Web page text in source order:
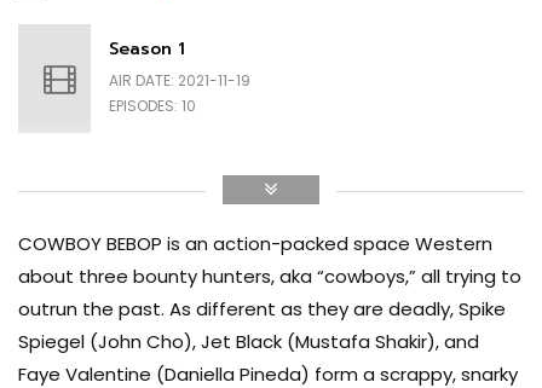
Tetsu Fujimura
PRODUCTION
Becky Clements
PRODUCTION
Jeff Pinkner
PRODUCTION
Season 1
AIR DATE: 2021-11-19
EPISODES: 10
COWBOY BEBOP is an action-packed space Western
about three bounty hunters, aka “cowboys,” all trying to
outrun the past. As different as they are deadly, Spike
Spiegel (John Cho), Jet Black (Mustafa Shakir), and
Faye Valentine (Daniella Pineda) form a scrappy, snarky